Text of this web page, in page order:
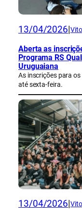
13/04/2026
Aberta as
Programa RS
Uruguaiana
As inscrições para
até sexta-feira.
13/04/2026